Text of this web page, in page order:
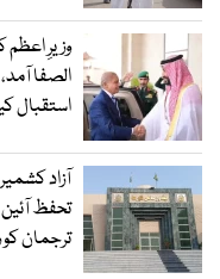
وزیرِ
الصفا
استقبال
آزاد
تحفظ
ترجمان